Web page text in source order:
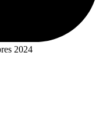
2024